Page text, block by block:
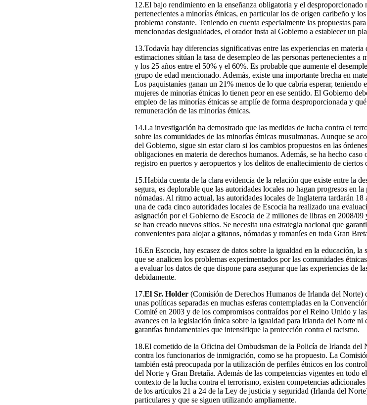
12.El bajo rendimiento en la enseñanza obligatoria y el desproporcionado
pertenecientes a minorías étnicas, en particular los de origen caribeño y
problema constante. Teniendo en cuenta especialmente las propuestas
mencionadas desigualdades, el orador insta al Gobierno a establecer un
13.Todavía hay diferencias significativas entre las experiencias en
estimaciones sitúan la tasa de desempleo de las personas pertenecientes
y los 25 años entre el 50% y el 60%. Es probable que aumente el
grupo de edad mencionado. Además, existe una importante brecha en
Los paquistaníes ganan un 21% menos de lo que cabría esperar,
mujeres de minorías étnicas lo tienen peor en ese sentido. El Gobierno
empleo de las minorías étnicas se amplíe de forma desproporcionada y
remuneración de las minorías étnicas.
14.La investigación ha demostrado que las medidas de lucha contra el
sobre las comunidades de las minorías étnicas musulmanas. Aunque se
del Gobierno, sigue sin estar claro si los cambios propuestos en las
obligaciones en materia de derechos humanos. Además, se ha hecho
registro en puertos y aeropuertos y los delitos de enaltecimiento de ciertos
15.Habida cuenta de la clara evidencia de la relación que existe entre la
segura, es deplorable que las autoridades locales no hagan progresos en
nómadas. Al ritmo actual, las autoridades locales de Inglaterra tardarán
una de cada cinco autoridades locales de Escocia ha realizado una
asignación por el Gobierno de Escocia de 2 millones de libras en 2008/
se han creado nuevos sitios. Se necesita una estrategia nacional que
convenientes para alojar a gitanos, nómadas y romaníes en toda Gran
16.En Escocia, hay escasez de datos sobre la igualdad en la educación,
que se analicen los problemas experimentados por las comunidades
a evaluar los datos de que dispone para asegurar que las experiencias de
debidamente.
17.El Sr. Holder (Comisión de Derechos Humanos de Irlanda del
unas políticas separadas en muchas esferas contempladas en la
Comité en 2003 y de los compromisos contraídos por el Reino Unido y
avances en la legislación única sobre la igualdad para Irlanda del Norte ni
garantías fundamentales que intensifique la protección contra el racismo.
18.El cometido de la Oficina del Ombudsman de la Policía de Irlanda del
contra los funcionarios de inmigración, como se ha propuesto. La
también está preocupada por la utilización de perfiles étnicos en los
del Norte y Gran Bretaña. Además de las competencias vigentes en todo
contexto de la lucha contra el terrorismo, existen competencias
de los artículos 21 a 24 de la Ley de justicia y seguridad (Irlanda del
particulares y que se siguen utilizando ampliamente.